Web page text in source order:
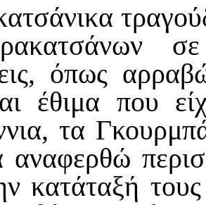
όπως
έθιμα που
τα
κατάταξή